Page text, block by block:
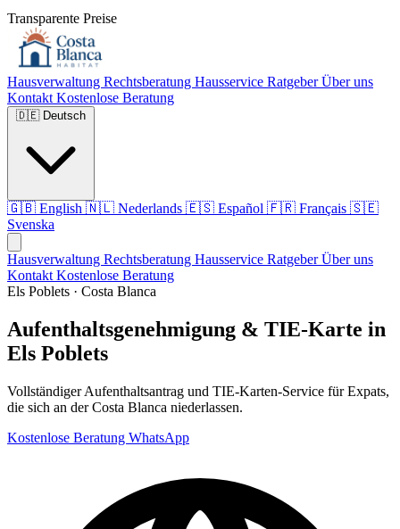
Transparente Preise
Hausverwaltung Rechtsberatung Hausservice RatgeberÜber uns
Kontakt Kostenlose Beratung
🇩🇪 Deutsch
🇬🇧 English 🇳🇱 Nederlands 🇪🇸 Español 🇫🇷 Français 🇸🇪
Svenska
Hausverwaltung Rechtsberatung Hausservice RatgeberÜber uns
Kontakt Kostenlose Beratung
Els Poblets · Costa Blanca
Aufenthaltsgenehmigung & TIE-Karte in
Els Poblets
Vollständiger Aufenthaltsantrag und TIE-Karten-Service für Expats,
die sich an der Costa Blanca niederlassen.
Kostenlose Beratung WhatsApp